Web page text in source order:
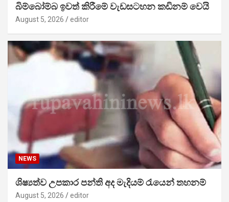
බිම්බෝම්බ ඉවත් කිරීමේ වැඩසටහන කඩිනම් වෙයි
August 5, 2026 editor
NEWS
ශිෂ්‍යත්ව උපකාර පන්ති අද මැදියම් රැයෙන් තහනම්
August 5, 2026 editor